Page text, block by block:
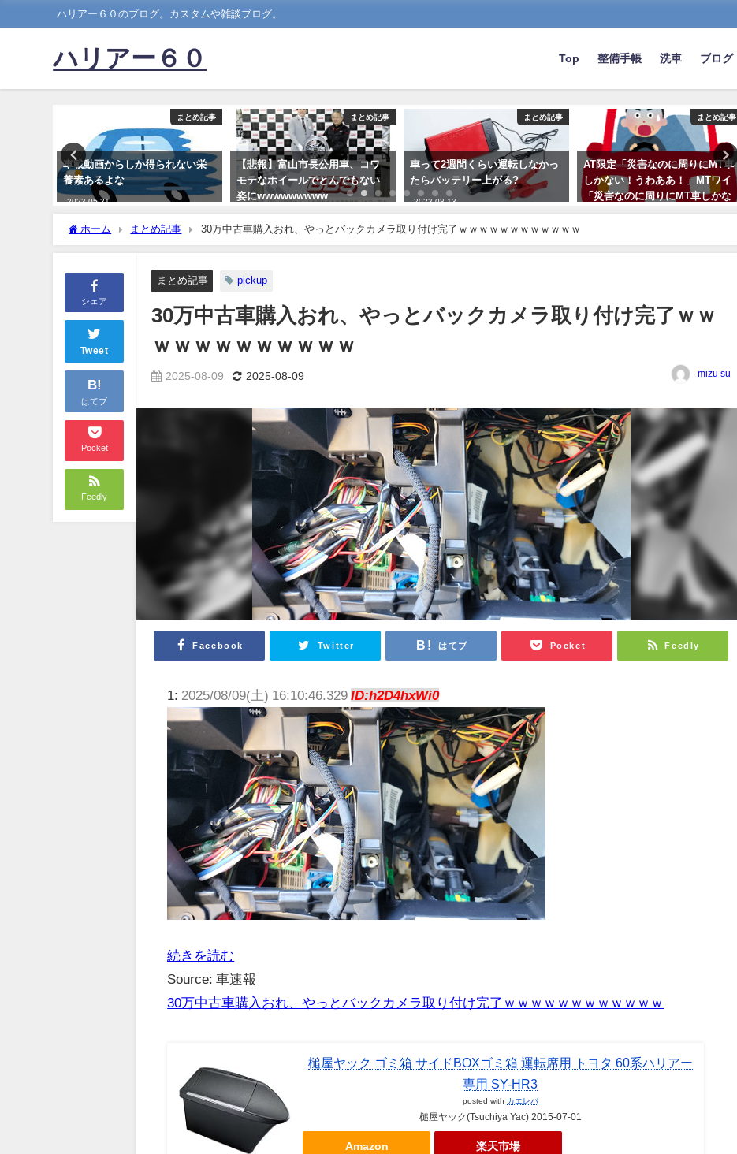
ハリアー６０のブログ。カスタムや雑談ブログ。
ハリアー６０ Top 整備手帳 洗車 ブログ
まとめ記事
車載動画からしか得られない栄
養素あるよな
2023-05-31
まとめ記事
【悲報】富山市長公用車、コワ
モテなホイールでとんでもない
姿にwwwwwwwww
まとめ記事
車って2週間くらい運転しなかっ
たらバッテリー上がる?
2023-08-13
まとめ記事
AT限定「災害なのに周りにMT車
しかない！うわああ！」MTワイ
「災害なのに周りにMT車しかな
い！」
ホーム まとめ記事 30万中古車購入おれ、やっとバックカメラ取り付け完了ｗｗｗｗｗｗｗｗｗｗｗｗ
シェア
Tweet
B!
はてブ
Pocket
Feedly
まとめ記事 pickup
30万中古車購入おれ、やっとバックカメラ取り付け完了ｗｗ
ｗｗｗｗｗｗｗｗｗｗ
2025-08-09 2025-08-09 mizu su
Facebook Twitter はてブ Pocket Feedly
1: 2025/08/09(土) 16:10:46.329ID:h2D4hxWi0
続きを読む
Source: 車速報
30万中古車購入おれ、やっとバックカメラ取り付け完了ｗｗｗｗｗｗｗｗｗｗｗｗ
槌屋ヤック ゴミ箱 サイドBOXゴミ箱 運転席用 トヨタ 60系ハリアー
専用 SY-HR3
posted with カエレバ
槌屋ヤック(Tsuchiya Yac) 2015-07-01
Amazon 楽天市場